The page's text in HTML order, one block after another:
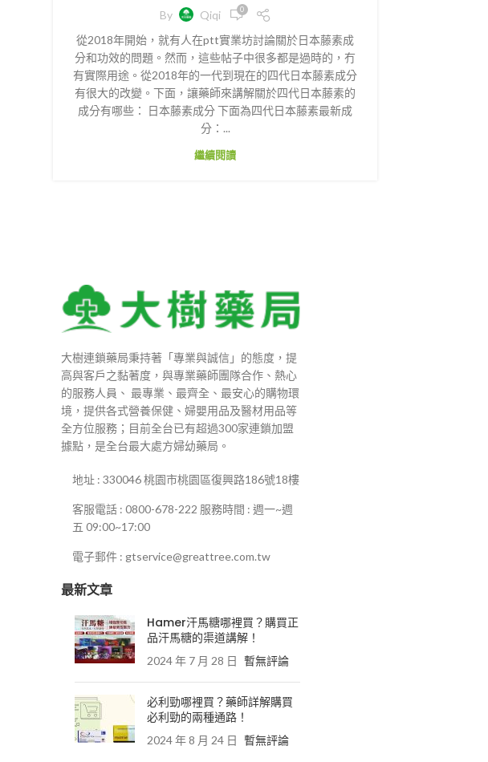
By Qiqi 0
從2018年開始，就有人在ptt實業坊討論關於日本藤素成
分和功效的問題。然而，這些帖子中很多都是過時的，冇
有實際用途。從2018年的一代到現在的四代日本藤素成分
有很大的改變。下面，讓藥師來講解關於四代日本藤素的
成分有哪些： 日本藤素成分 下面為四代日本藤素最新成
分：...
繼續閱讀
大樹連鎖藥局秉持著「專業與誠信」的態度，提
高與客戶之黏著度，與專業藥師團隊合作、熱心
的服務人員、 最專業、最齊全、最安心的購物環
境，提供各式營養保健、婦嬰用品及醫材用品等
全方位服務；目前全台已有超過300家連鎖加盟
據點，是全台最大處方婦幼藥局。
地址 : 330046 桃園市桃園區復興路186號18樓
客服電話 : 0800-678-222 服務時間 : 週一~週
五 09:00~17:00
電子郵件 : gtservice@greattree.com.tw
最新文章
Hamer汗馬糖哪裡買？購買正
品汗馬糖的渠道講解！
2024 年 7 月 28 日 暫無評論
必利勁哪裡買？藥師詳解購買
必利勁的兩種通路！
2024 年 8 月 24 日 暫無評論